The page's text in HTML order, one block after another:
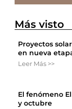
Más visto
Proyectos
en nueva
Leer Más >>
El fenómeno
y octubre